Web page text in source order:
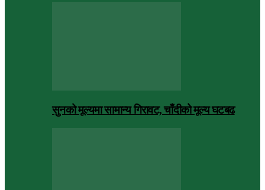
सुनको मूल्यमा सामान्य गिरावट, चाँदीको मूल्य घटबढ